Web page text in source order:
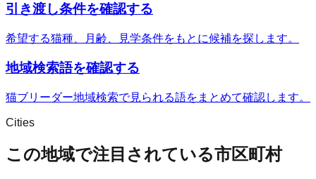
引き渡し条件を確認する
希望する猫種、月齢、見学条件をもとに候補を探します。
地域検索語を確認する
猫ブリーダー地域検索で見られる語をまとめて確認します。
Cities
この地域で注目されている市区町村